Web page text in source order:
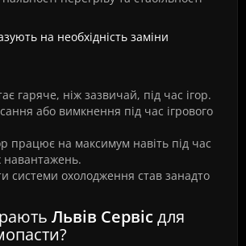
на необхідність заміни
гаряче, ніж зазвичай, під час ігор.
або вимкнення під час ігрового
працює на максимум навіть під час
навантажень.
системи охолодження став занадто
Львів Сервіс для